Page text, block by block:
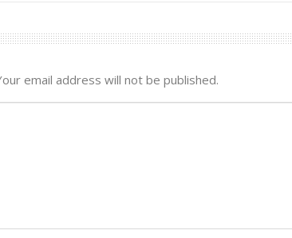
email address will not be published.